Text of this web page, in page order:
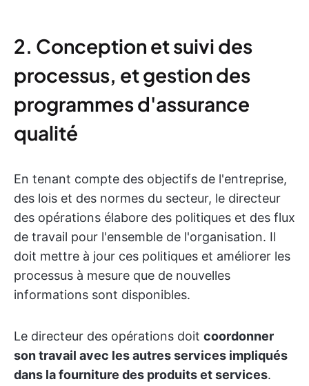
2. Conception et suivi des
processus, et gestion des
programmes d'assurance
qualité
En tenant compte des objectifs de l'entreprise,
des lois et des normes du secteur, le directeur
des opérations élabore des politiques et des flux
de travail pour l'ensemble de l'organisation. Il
doit mettre à jour ces politiques et améliorer les
processus à mesure que de nouvelles
informations sont disponibles.
Le directeur des opérations doit coordonner
son travail avec les autres services impliqués
dans la fourniture des produits et services.